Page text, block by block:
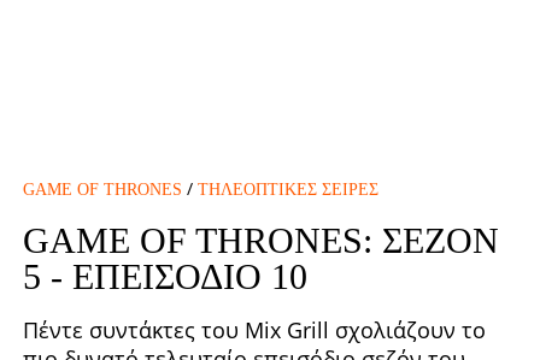
GAME OF THRONES /ΤΗΛΕΟΠΤΙΚΈΣ ΣΕΙΡΈΣ
GAME OF THRONES: ΣΕΖΌΝ
5 - ΕΠΕΙΣΌΔΙΟ 10
Πέντε συντάκτες του Mix Grill σχολιάζουν το